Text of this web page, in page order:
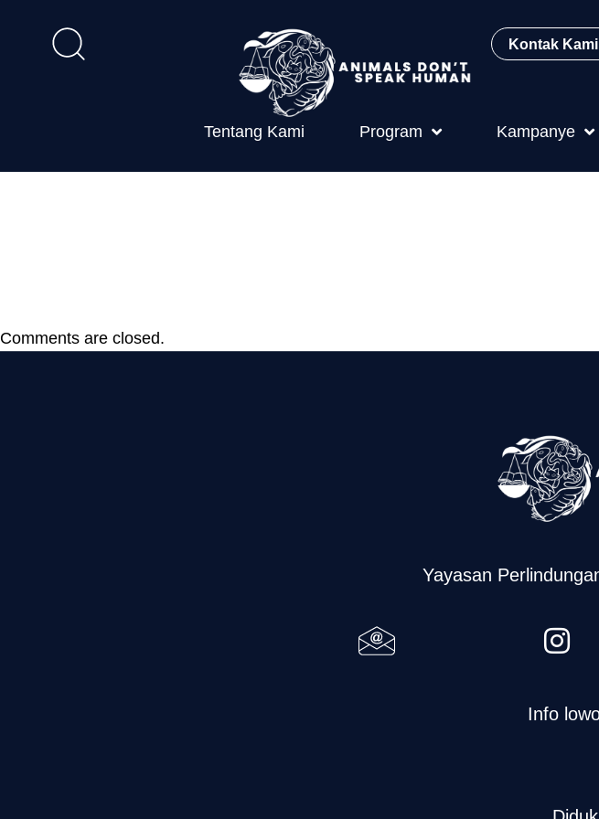
Kontak Kami
Tentang Kami Program Kampanye
Comments are closed.
Yayasan
Info